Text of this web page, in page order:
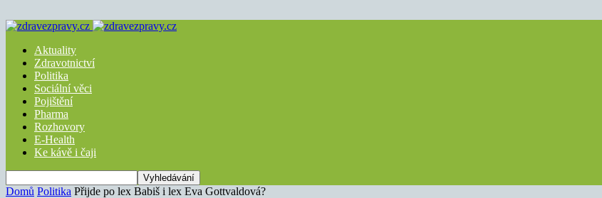
Aktuality
Zdravotnictví
Politika
Sociální věci
Pojištění
Pharma
Rozhovory
E-Health
Ke kávě i čaji
Domů Politika Přijde po lex Babiš i lex Eva Gottvaldová?